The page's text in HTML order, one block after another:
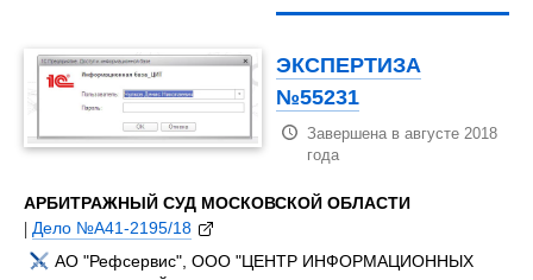
ЭКСПЕРТИЗА
№55231
Завершена в августе 2018
года
АРБИТРАЖНЫЙ СУД МОСКОВСКОЙ ОБЛАСТИ
| Дело №А41-2195/18
АО "Рефсервис", ООО "ЦЕНТР ИНФОРМАЦИОННЫХ